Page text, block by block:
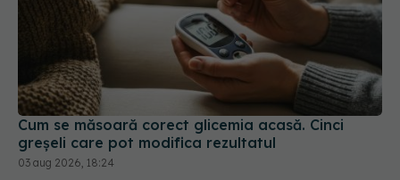
Cum se măsoară corect glicemia acasă. Cinci
greșeli care pot modifica rezultatul
03 aug 2026, 18:24